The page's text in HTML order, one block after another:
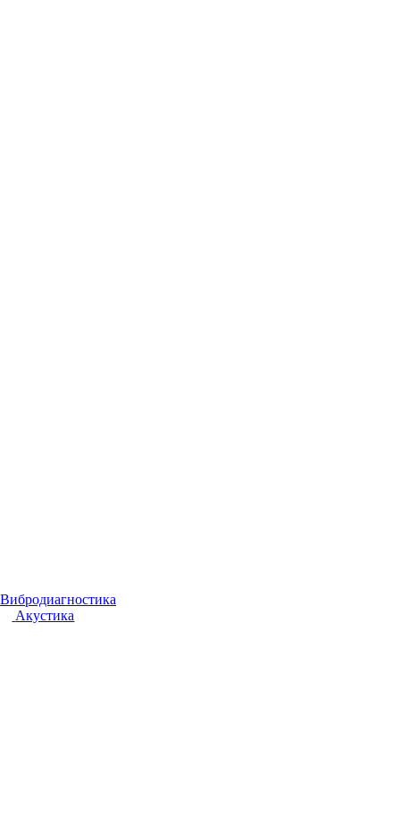
Вибродиагностика
Акустика